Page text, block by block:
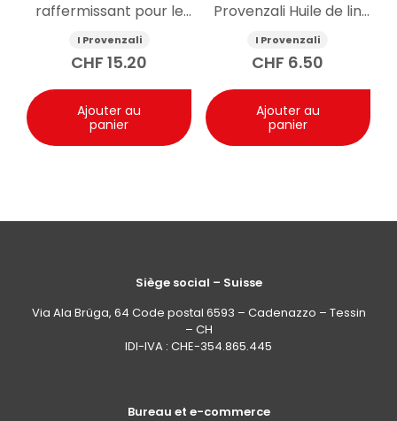
raffermissant pour le
visage à l’églantier bio
30ml
I Provenzali
CHF 15.20
Ajouter au
panier
Provenzali Huile de lin
250ml
I Provenzali
CHF 6.50
Ajouter au
panier
Siège social – Suisse
Via Ala Brüga, 64 Code postal 6593 – Cadenazzo – Tessin
– CH
IDI-IVA : CHE-354.865.445
Bureau et e-commerce